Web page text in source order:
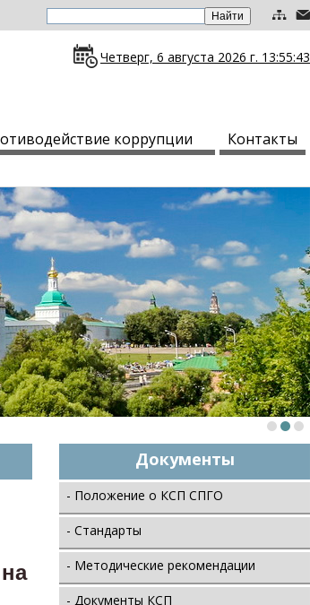
Четверг, 6 августа 2026 г. 13:55:44
коррупции Контакты
Документы
- Положение о КСП СПГО
- Стандарты
- Методические рекомендации
- Документы КСП